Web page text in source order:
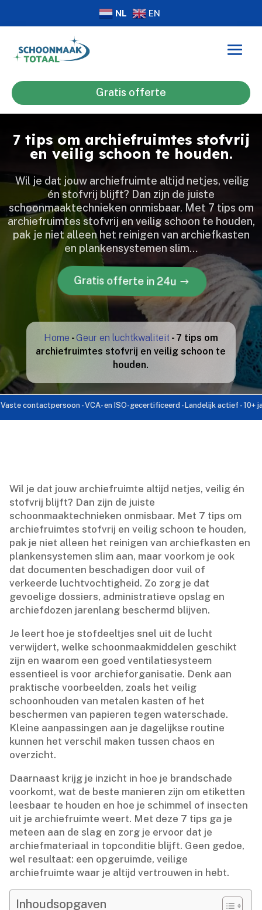
NL EN
Gratis offerte
7 tips om archiefruimtes stofvrij
en veilig schoon te houden.
​ Wil je dat jouw archiefruimte altijd netjes, veilig
én stofvrij blijft? Dan zijn de juiste
schoonmaaktechnieken onmisbaar.​ Met 7 tips om
archiefruimtes stofvrij en veilig schoon te houden,
pak je niet alleen het reinigen van archiefkasten
en plankensystemen slim…
Gratis offerte in 24u
Home -Geur en luchtkwaliteit - 7 tips om
archiefruimtes stofvrij en veilig schoon te
houden.
- VCA- en ISO-gecertificeerd - Landelijk actief - 10+ jaar
Wil je dat jouw archiefruimte altijd netjes, veilig én
stofvrij blijft? Dan zijn de juiste
schoonmaaktechnieken onmisbaar.​ Met 7 tips om
archiefruimtes stofvrij en veilig schoon te houden,
pak je niet alleen het reinigen van archiefkasten en
plankensystemen slim aan, maar voorkom je ook
dat documenten beschadigen door vuil of
verkeerde luchtvochtigheid.​ Zo zorg je dat
gevoelige dossiers, administratieve opslag en
archiefdozen jarenlang beschermd blijven.​
Je leert hoe je stofdeeltjes snel uit de lucht
verwijdert, welke schoonmaakmiddelen geschikt
zijn en waarom een goed ventilatiesysteem
essentieel is voor archieforganisatie.​ Denk aan
praktische voorbeelden, zoals het veilig
schoonhouden van metalen kasten of het
beschermen van papieren tegen waterschade.​
Kleine aanpassingen aan je dagelijkse routine
kunnen het verschil maken tussen chaos en
overzicht.​
Daarnaast krijg je inzicht in hoe je brandschade
voorkomt, wat de beste manieren zijn om etiketten
leesbaar te houden en hoe je schimmel of insecten
uit je archiefruimte weert.​ Met deze 7 tips ga je
meteen aan de slag en zorg je ervoor dat je
archiefmateriaal in topconditie blijft.​ Geen gedoe,
wel resultaat: een opgeruimde, veilige
archiefruimte waar je altijd vertrouwen in hebt.​
Inhoudsopgaven